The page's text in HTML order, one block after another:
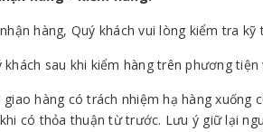
hàng, Quý khách vui lòng kiểm tra
sau khi kiểm hàng trên phương
giao hàng có trách nhiệm hạ hàng
có thỏa thuận từ trước. Lưu ý giữ lại